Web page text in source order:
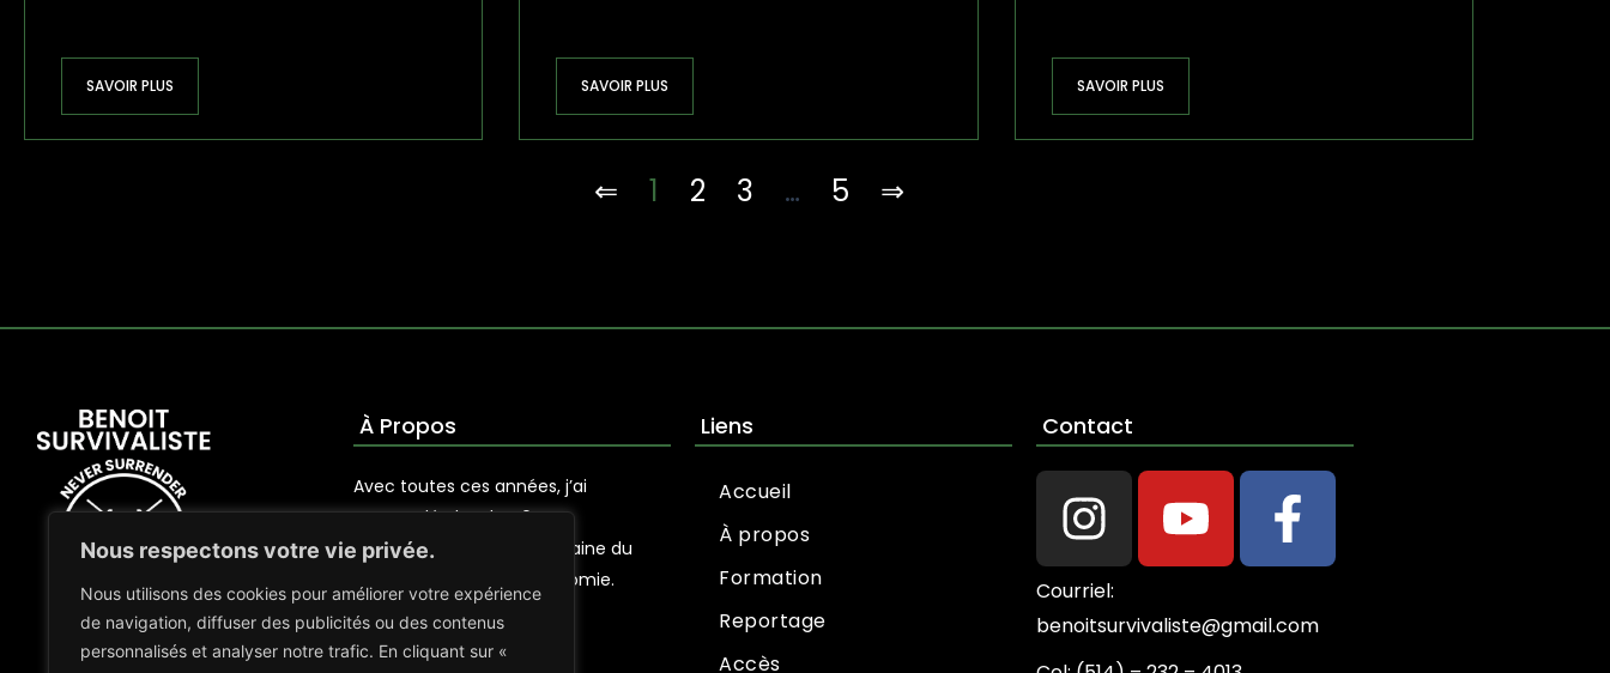
Nous respectons votre vie privée.
Nous utilisons des cookies pour améliorer votre expérience
de navigation, diffuser des publicités ou des contenus
personnalisés et analyser notre trafic. En cliquant sur «
SAVOIR PLUS SAVOIR PLUS SAVOIR PLUS
⇐ 1 2 3 … 5 ⇒
À Propos
Avec toutes ces années, j’ai
accumulé plus de 40 ans
d’expérience dans le domaine du
survivalisme et de l’autonomie.
Liens
Accueil
À propos
Formation
Reportage
Accès
Contact
Instagram
YoutubeFacebook-
f
Courriel:
benoitsurvivaliste@gmail.com